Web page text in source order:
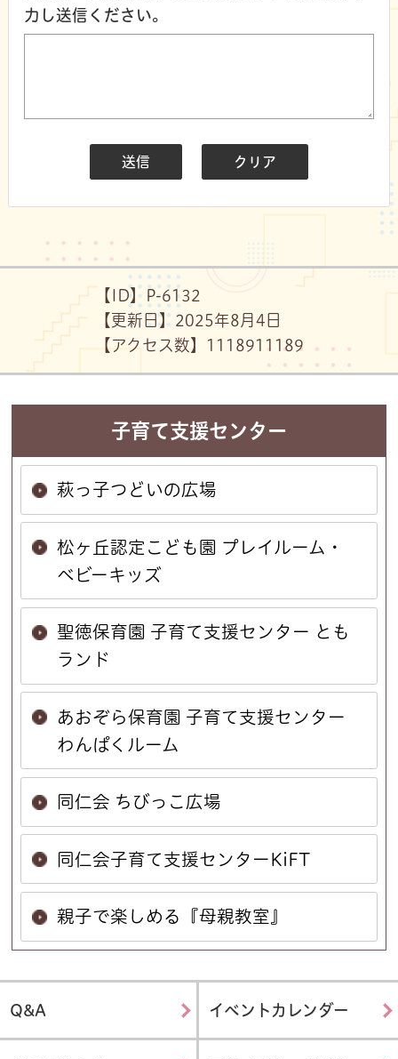
力し送信ください。
【ID】 P-6132
【更新日】 2025年8月4日
【アクセス数】
1118911189
子育て支援センター
萩っ子つどいの広場
松ヶ丘認定こども園 プレイルーム・
ベビーキッズ
聖徳保育園 子育て支援センター とも
ランド
あおぞら保育園 子育て支援センター
わんぱくルーム
同仁会 ちびっこ広場
同仁会子育て支援センターKiFT
親子で楽しめる『母親教室』
Q&A イベントカレンダー